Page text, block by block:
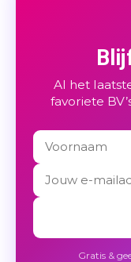
Al het
favoriete
Gratis &